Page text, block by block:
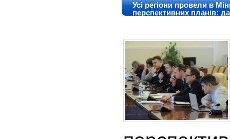
Усі регіони провели в
перспективних планів: